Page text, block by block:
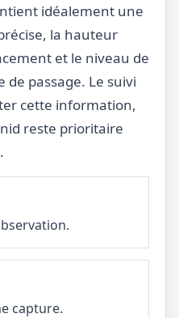
idéalement une
la hauteur
et le niveau de
passage. Le suivi
cette information,
reste prioritaire
capture.